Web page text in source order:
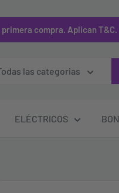
compra. Aplican T&C.
las categorias
ELÉCTRICOS